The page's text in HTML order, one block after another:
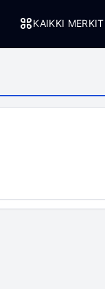
KAIKKI MERKIT